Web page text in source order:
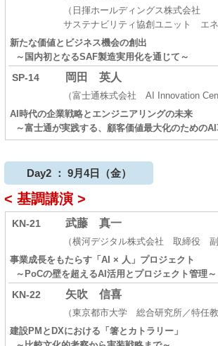
（日揮ホールディングス株式会社
サステナビリティ協創ユニット エ
新たな価値とビジネス機会の創出
～国内初となるSAF製造実用化を通じて～
SP-14 岡田 英人
（富士通株式会社 AI Innovation
AI時代の企業戦略とエンジニアリングの未来
～富士通が実践する、顧客価値最大化のためのAI
Day2 ： 9月4日（金）
< 基調講演 >
KN-21 武藤 真一
（横河デジタル株式会社 取締役
事業成長をもたらす「AI × 人」プロジェクト
～PoCの壁を超えるAI活用とプロジェクト管理～
KN-22 矢吹 信喜
（東京都市大学 総合研究所／特任教
建設PMとDXにおける「箸とカトラリー」